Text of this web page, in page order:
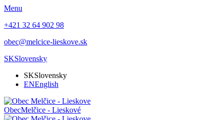
Menu
+421 32 64 902 98
obec@melcice-lieskove.sk
SKSlovensky
SKSlovensky
ENEnglish
ObecMelčice - Lieskové